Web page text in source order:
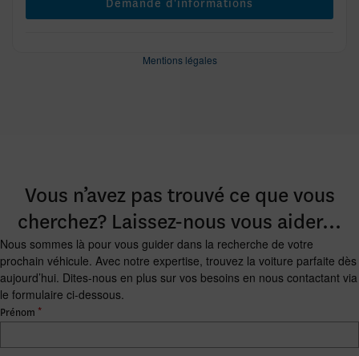
Demande d'informations
Mentions légales
Vous n’avez pas trouvé ce que vous
cherchez? Laissez-nous vous aider…
Nous sommes là pour vous guider dans la recherche de votre
prochain véhicule. Avec notre expertise, trouvez la voiture parfaite dès
aujourd’hui. Dites-nous en plus sur vos besoins en nous contactant via
le formulaire ci-dessous.
Prénom *